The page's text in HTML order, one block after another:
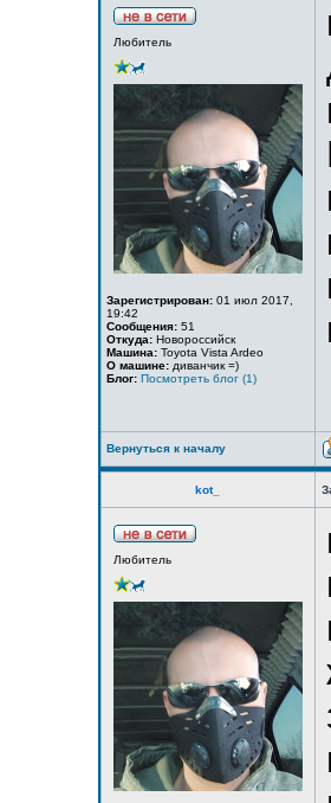
Любитель
Зарегистрирован: 01 июл 2017,
19:42
Сообщения: 51
Откуда: Новороссийск
Машина: Toyota Vista Ardeo
О машине: диванчик =)
Блог: Посмотреть блог (1)
Вернуться к началу
kot_
Любитель